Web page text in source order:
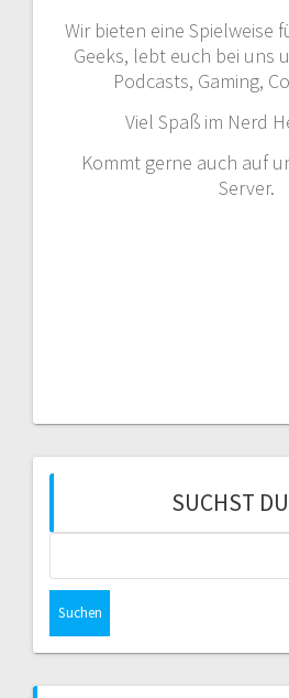
Wir bieten eine Spielweise
Geeks, lebt euch bei uns
Podcasts, Gaming,
Viel Spaß im Nerd
Kommt gerne auch auf
Server.
SUCHST